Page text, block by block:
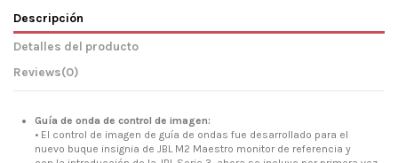
Descripción
Detalles del producto
Reviews(0)
Guía de onda de control de imagen:
• El control de imagen de guía de ondas fue desarrollado para el
nuevo buque insignia de JBL M2 Maestro monitor de referencia y